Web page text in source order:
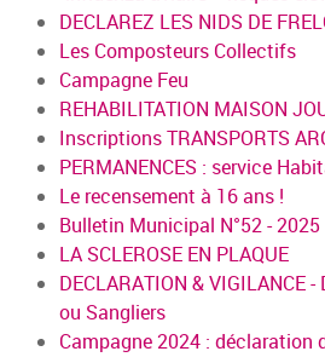
DECLAREZ LES NIDS DE
Les Composteurs Collectifs
Campagne Feu
REHABILITATION MAISON
Inscriptions TRANSPORTS
PERMANENCES : service
Le recensement à 16 ans !
Bulletin Municipal N°52 - 2025
LA SCLEROSE EN PLAQUE
DECLARATION & VIGILANCE
ou Sangliers
Campagne 2024 : déclaration